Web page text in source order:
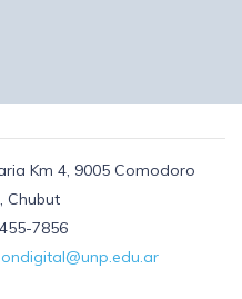
Km 4, 9005 Comodoro
Chubut
7856